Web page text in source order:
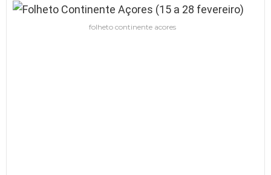
folheto continente acores